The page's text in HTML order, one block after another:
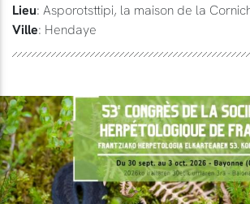
Lieu: Asporotsttipi, la maison de la
Ville: Hendaye